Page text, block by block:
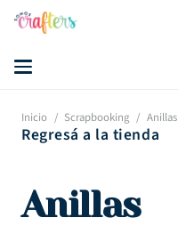
Inicio / Scrapbooking / Anillas
Regresá a la tienda
Anillas